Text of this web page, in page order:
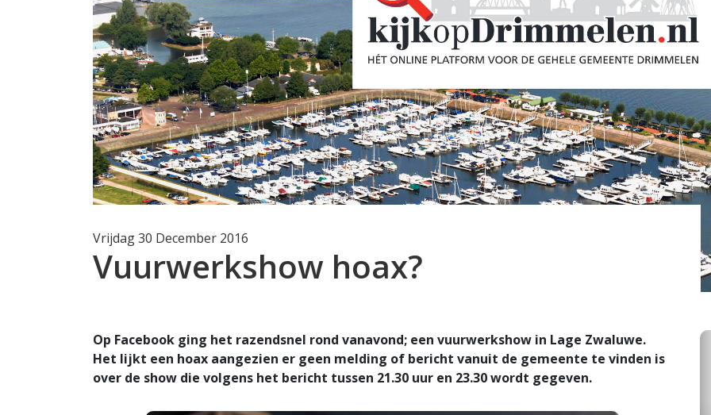
Vrijdag 30 December 2016
Vuurwerkshow hoax?
Op Facebook ging het razendsnel rond vanavond; een vuurwerkshow in Lage Zwaluwe.
Het lijkt een hoax aangezien er geen melding of bericht vanuit de gemeente te vinden is
over de show die volgens het bericht tussen 21.30 uur en 23.30 wordt gegeven.